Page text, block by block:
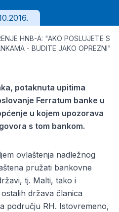
HNB-A: "AKO POSLUJETE S
- BUDITE JAKO OPREZNI"
potaknuta upitima
Ferratum banke u
u kojem upozorava
s tom bankom.
ovlaštenja nadležnog
pružati bankovne
tj. Malti, tako i
država članica
području RH. Istovremeno,